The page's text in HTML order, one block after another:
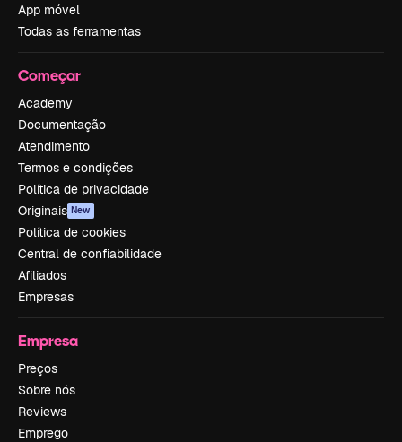
App móvel
Todas as ferramentas
Começar
Academy
Documentação
Atendimento
Termos e condições
Política de privacidade
Originais New
Política de cookies
Central de confiabilidade
Afiliados
Empresas
Empresa
Preços
Sobre nós
Reviews
Emprego